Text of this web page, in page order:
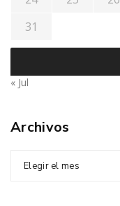
31
« Jul
Archivos
Elegir el mes